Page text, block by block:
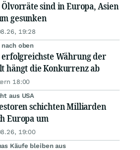
sind in Europa, Asien
gesunken
19:28
oben
erfolgreichste Währung der
hängt die Konkurrenz ab
18:00
aus USA
schichten Milliarden
Europa um
19:00
Käufe bleiben aus